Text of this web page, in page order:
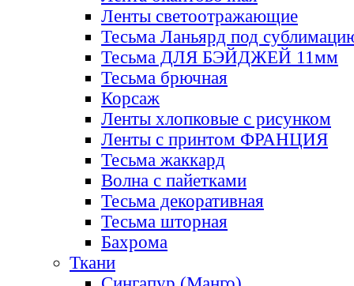
Ленты светоотражающие
Тесьма Ланьярд под
Тесьма ДЛЯ БЭЙДЖЕЙ 11мм
Тесьма брючная
Корсаж
Ленты хлопковые с рисунком
Ленты с принтом ФРАНЦИЯ
Тесьма жаккард
Волна с пайетками
Тесьма декоративная
Тесьма шторная
Бахрома
Ткани